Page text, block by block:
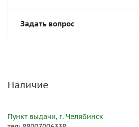
Задать вопрос
Наличие
Пункт выдачи, г. Челябинск